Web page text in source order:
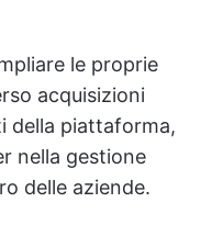
le proprie
acquisizioni
della piattaforma,
nella gestione
delle aziende.